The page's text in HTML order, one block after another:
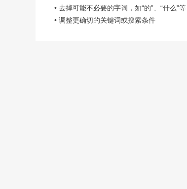
• 去掉可能不必要的字词，如“的”、“什么”等
• 调整更确切的关键词或搜索条件